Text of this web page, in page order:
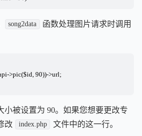
song2data
函数处理图片请求时调用
>pic($id, 90))->url;
小被设置为 90。如果您想要更改专
改
index.php 文件中的这一行。